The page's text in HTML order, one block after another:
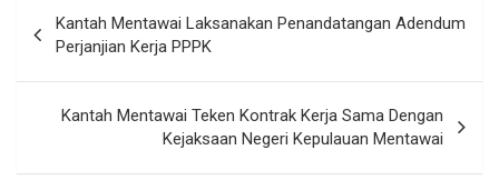
pos
Kantah Mentawai Laksanakan Penandatangan Adendum
Perjanjian Kerja PPPK
Kantah Mentawai Teken Kontrak Kerja Sama Dengan
Kejaksaan Negeri Kepulauan Mentawai